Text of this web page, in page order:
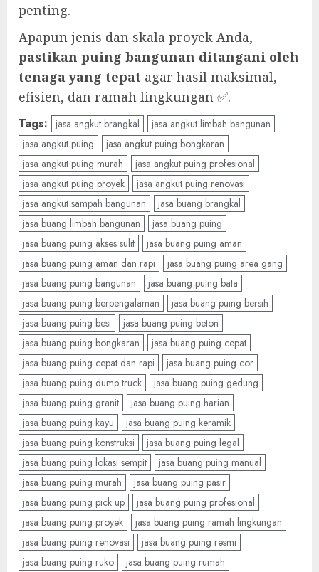
penting.
Apapun jenis dan skala proyek Anda,
pastikan puing bangunan ditangani oleh
tenaga yang tepat agar hasil maksimal,
efisien, dan ramah lingkungan ✅.
Tags: jasa angkut brangkal
jasa angkut limbah bangunan
jasa angkut puing
jasa angkut puing bongkaran
jasa angkut puing murah
jasa angkut puing profesional
jasa angkut puing proyek
jasa angkut puing renovasi
jasa angkut sampah bangunan
jasa buang brangkal
jasa buang limbah bangunan
jasa buang puing
jasa buang puing akses sulit
jasa buang puing aman
jasa buang puing aman dan rapi
jasa buang puing area gang
jasa buang puing bangunan
jasa buang puing bata
jasa buang puing berpengalaman
jasa buang puing bersih
jasa buang puing besi
jasa buang puing beton
jasa buang puing bongkaran
jasa buang puing cepat
jasa buang puing cepat dan rapi
jasa buang puing cor
jasa buang puing dump truck
jasa buang puing gedung
jasa buang puing granit
jasa buang puing harian
jasa buang puing kayu
jasa buang puing keramik
jasa buang puing konstruksi
jasa buang puing legal
jasa buang puing lokasi sempit
jasa buang puing manual
jasa buang puing murah
jasa buang puing pasir
jasa buang puing pick up
jasa buang puing profesional
jasa buang puing proyek
jasa buang puing ramah lingkungan
jasa buang puing renovasi
jasa buang puing resmi
jasa buang puing ruko
jasa buang puing rumah